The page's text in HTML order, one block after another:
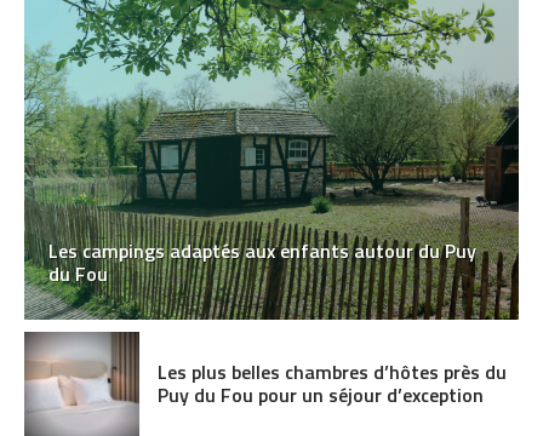
Les campings adaptés aux enfants autour du Puy
du Fou
Les plus belles chambres d’hôtes près du
Puy du Fou pour un séjour d’exception